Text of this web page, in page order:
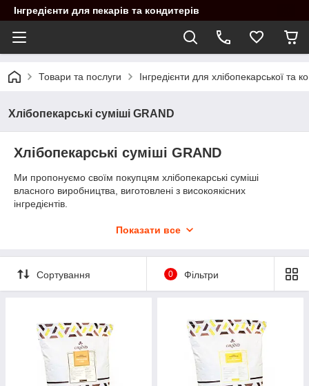
Інгредієнти для пекарів та кондитерів
Товари та послуги Інгредієнти для хлібопекарської та
Хлібопекарські суміші GRAND
Хлібопекарські суміші GRAND
Ми пропонуємо своїм покупцям хлібопекарські суміші
власного виробництва, виготовлені з високоякісних
інгредієнтів.
вашому виробництві або пекерні?
необхідні рецептури, відпрацювати вироби у нашій
компонентами на основі злакових та олійних культур,
солодових продуктів і овочевих добавок дозволяє
запропонувати своїм покупцям чудовий асортимент хлібних
сумішей європейського рівня.
Показати все
Сортування 0 Фільтри